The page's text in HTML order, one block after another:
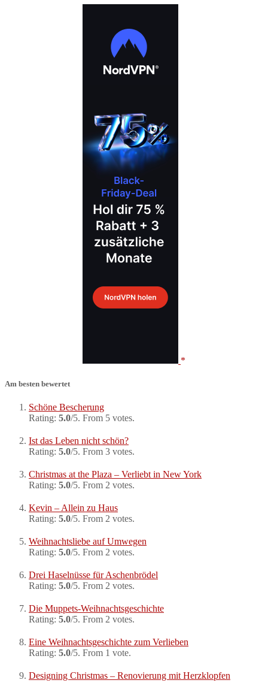
Am besten bewertet
Schöne Bescherung
Rating: 5.0/5. From 5 votes.
Ist das Leben nicht schön?
Rating: 5.0/5. From 3 votes.
Christmas at the Plaza – Verliebt in New York
Rating: 5.0/5. From 2 votes.
Kevin – Allein zu Haus
Rating: 5.0/5. From 2 votes.
Weihnachtsliebe auf Umwegen
Rating: 5.0/5. From 2 votes.
Drei Haselnüsse für Aschenbrödel
Rating: 5.0/5. From 2 votes.
Die Muppets-Weihnachtsgeschichte
Rating: 5.0/5. From 2 votes.
Eine Weihnachtsgeschichte zum Verlieben
Rating: 5.0/5. From 1 vote.
Designing Christmas – Renovierung mit Herzklopfen